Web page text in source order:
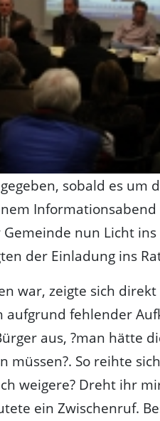
sobald es um
nun Licht
der Einladung ins
war, zeigte sich direkt
fehlender
aus, ?man hätte
müssen?. So reihte
weigere? Dreht ihr
ein Zwischenruf.